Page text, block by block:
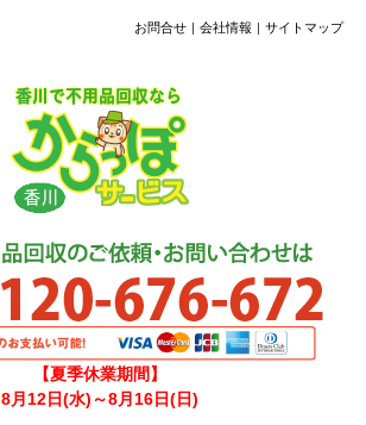
お問合せ 会社情報 サイトマップ
【夏季休業期間】
8月12日(水)～8月16日(日)